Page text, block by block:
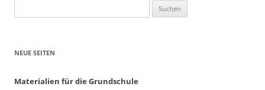
nach:
NEUE SEITEN
Materialien für die Grundschule